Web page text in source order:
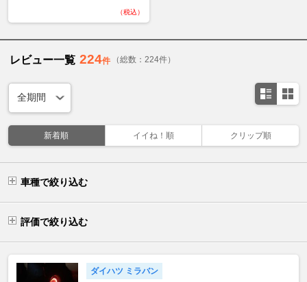
（税込）
レビュー一覧 224件 （総数：224件）
新着順 イイね！順 クリップ順
車種で絞り込む
評価で絞り込む
ダイハツ ミラバン